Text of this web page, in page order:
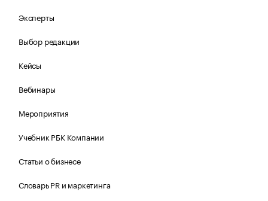
Эксперты
Выбор редакции
Кейсы
Вебинары
Мероприятия
Учебник РБК Компании
Статьи о бизнесе
Словарь PR и маркетинга